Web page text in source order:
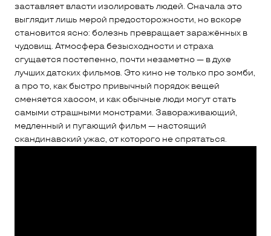
заставляет власти изолировать людей. Сначала это
выглядит лишь мерой предосторожности, но вскоре
становится ясно: болезнь превращает заражённых в
чудовищ. Атмосфера безысходности и страха
сгущается постепенно, почти незаметно — в духе
лучших датских фильмов. Это кино не только про зомби,
а про то, как быстро привычный порядок вещей
сменяется хаосом, и как обычные люди могут стать
самыми страшными монстрами. Завораживающий,
медленный и пугающий фильм — настоящий
скандинавский ужас, от которого не спрятаться.